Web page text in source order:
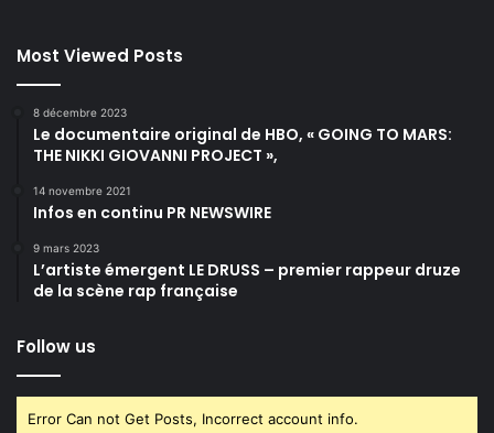
Most Viewed Posts
8 décembre 2023
Le documentaire original de HBO, « GOING TO MARS:
THE NIKKI GIOVANNI PROJECT »,
14 novembre 2021
Infos en continu PR NEWSWIRE
9 mars 2023
L’artiste émergent LE DRUSS – premier rappeur druze
de la scène rap française
Follow us
Error Can not Get Posts, Incorrect account info.